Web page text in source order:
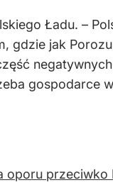
Ładu. –
gdzie jak
gospodarce
oporu przeciwko